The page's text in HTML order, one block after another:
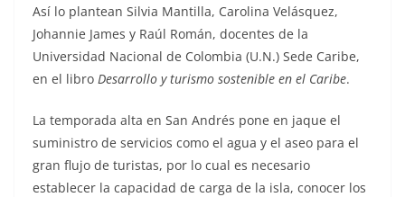
Así lo plantean Silvia Mantilla, Carolina Velásquez,
Johannie James y Raúl Román, docentes de la
Universidad Nacional de Colombia (U.N.) Sede Caribe,
en el libro Desarrollo y turismo sostenible en el Caribe.
La temporada alta en San Andrés pone en jaque el
suministro de servicios como el agua y el aseo para el
gran flujo de turistas, por lo cual es necesario
establecer la capacidad de carga de la isla, conocer los